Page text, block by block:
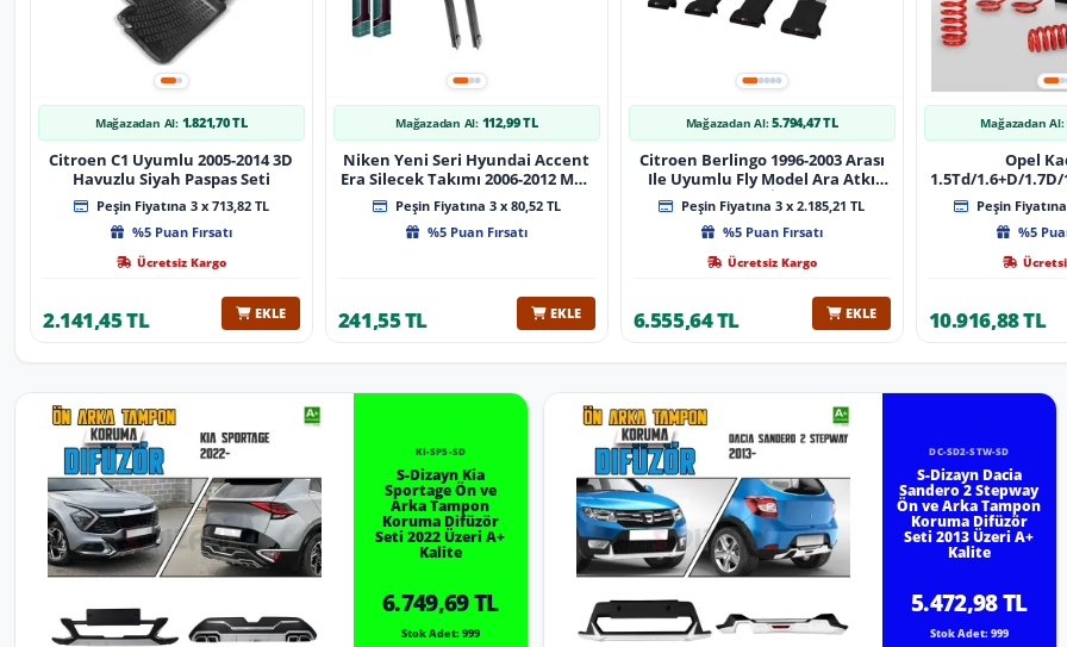
Mağazadan Al: 1.821,70 TL
Citroen C1 Uyumlu 2005-2014 3D
Havuzlu Siyah Paspas Seti
Peşin Fiyatına 3 x 713,82 TL
%5 Puan Fırsatı
Ücretsiz Kargo
2.141,45 TL EKLE
Mağazadan Al: 112,99 TL
Niken Yeni Seri Hyundai Accent
Era Silecek Takımı 2006-2012 Muz
Tip Silecek Aparatlı
Peşin Fiyatına 3 x 80,52 TL
%5 Puan Fırsatı
241,55 TL EKLE
Mağazadan Al: 5.794,47 TL
Citroen Berlingo 1996-2003 Arası
Ile Uyumlu Fly Model Ara Atkı
Tavan Barı Gri̇ 4 Adet Bar
Peşin Fiyatına 3 x 2.185,21 TL
%5 Puan Fırsatı
Ücretsiz Kargo
6.555,64 TL EKLE
Mağazadan Al:
Opel
1.5Td/1.6+D/1.7D/
08/1991
Peşin
%5
10.916,88 TL
KI-SP5-SD
S-Dizayn Kia
Sportage Ön ve
Arka Tampon
Koruma Difüzör
Seti 2022 Üzeri A+
Kalite
6.749,69 TL
Stok Adet: 999
DC-SD2-STW-SD
S-Dizayn Dacia
Sandero 2 Stepway
Ön ve Arka Tampon
Koruma Difüzör
Seti 2013 Üzeri A+
Kalite
5.472,98 TL
Stok Adet: 999